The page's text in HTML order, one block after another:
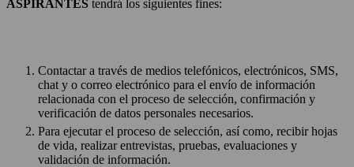
ASPIRANTES tendrá los siguientes fines:
Contactar a través de medios telefónicos, electrónicos, SMS,
chat y o correo electrónico para el envío de información
relacionada con el proceso de selección, confirmación y
verificación de datos personales necesarios.
Para ejecutar el proceso de selección, así como, recibir hojas
de vida, realizar entrevistas, pruebas, evaluaciones y
validación de información.